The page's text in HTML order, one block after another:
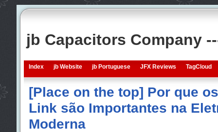
jb Capacitors Company
Index jb Website jb Portuguese JFX Reviews TagCloud
[Place on the top] Por que
Link são Importantes na
Moderna